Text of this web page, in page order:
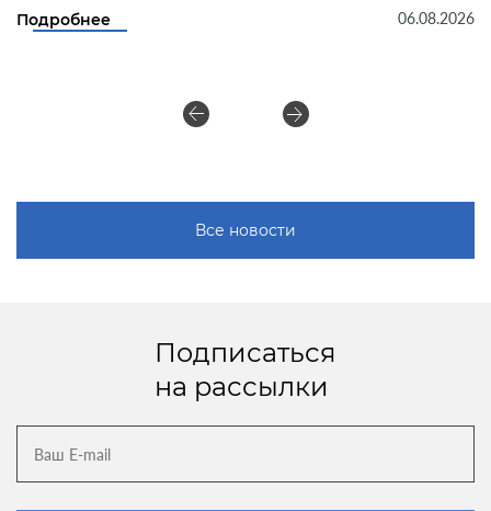
Подробнее 06.08.2026
Все новости
Подписаться
на рассылки